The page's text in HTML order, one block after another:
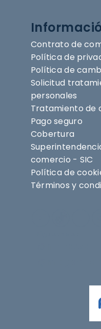
Contrato de
Política de
Política de
Solicitud
personales
Tratamiento de
Pago seguro
Cobertura
comercio - SIC
Política de
Términos y